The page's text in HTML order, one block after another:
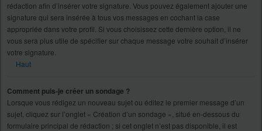
rédaction afin d’insérer votre signature. Vous pouvez également ajouter une
signature qui sera insérée à tous vos messages en cochant la case
appropriée dans votre profil. Si vous choisissez cette dernière option, il ne
vous sera plus utile de spécifier sur chaque message votre souhait d’insérer
votre signature.
Haut
Comment puis-je créer un sondage ?
Lorsque vous rédigez un nouveau sujet ou éditez le premier message d’un
sujet, cliquez sur l’onglet « Création d’un sondage », situé en-dessous du
formulaire principal de rédaction ; si cet onglet n’est pas disponible, il est